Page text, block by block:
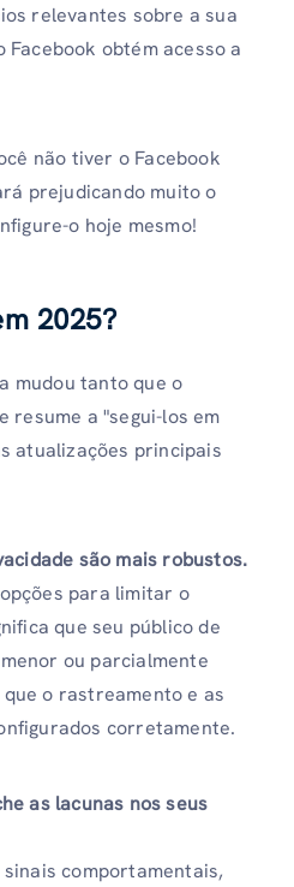
relevantes sobre a sua
Facebook obtém acesso a
não tiver o Facebook
prejudicando muito o
o hoje mesmo!
2025?
mudou tanto que o
resume a "segui-los em
atualizações principais
são mais robustos.
para limitar o
que seu público de
ou parcialmente
o rastreamento e as
corretamente.
as lacunas nos seus
comportamentais,